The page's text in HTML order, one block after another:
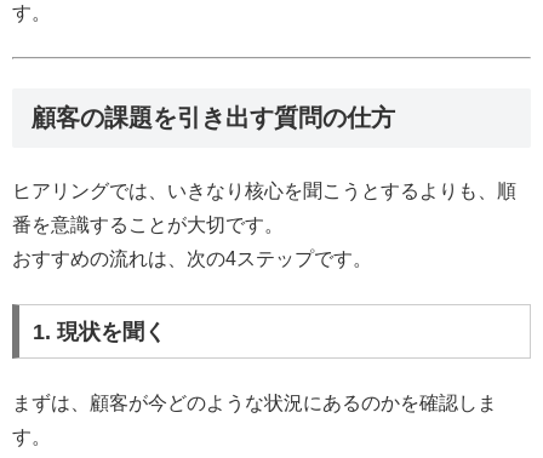
す。
顧客の課題を引き出す質問の仕方
ヒアリングでは、いきなり核心を聞こうとするよりも、順
番を意識することが大切です。
おすすめの流れは、次の4ステップです。
1. 現状を聞く
まずは、顧客が今どのような状況にあるのかを確認しま
す。